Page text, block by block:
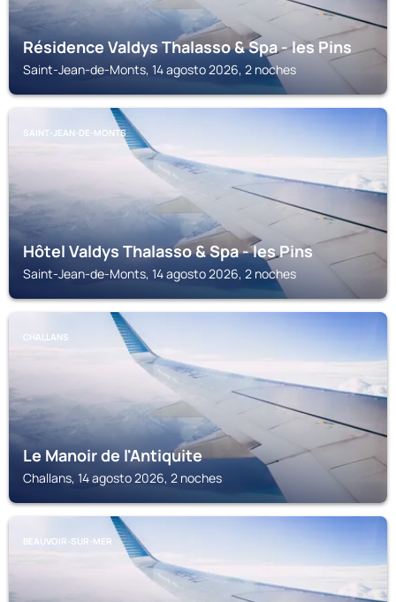
Résidence Valdys Thalasso & Spa - les Pins
Saint-Jean-de-Monts, 14 agosto 2026, 2 noches
SAINT-JEAN-DE-MONTS
Hôtel Valdys Thalasso & Spa - les Pins
Saint-Jean-de-Monts, 14 agosto 2026, 2 noches
CHALLANS
Le Manoir de l'Antiquite
Challans, 14 agosto 2026, 2 noches
BEAUVOIR-SUR-MER